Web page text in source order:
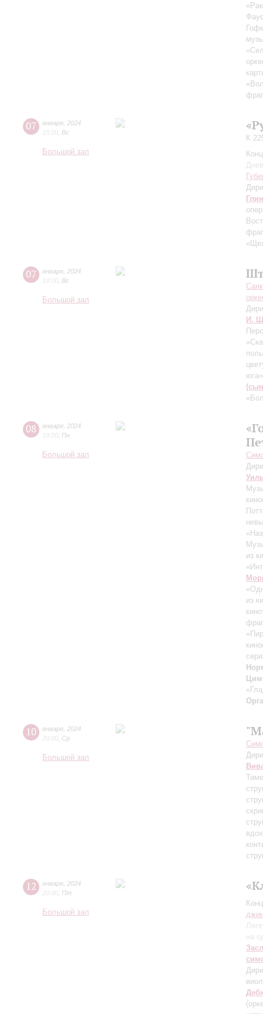
07 января 2024
15:00 Вс
Большой зал
К
07 января 2024
19:00 Вс
Большой зал
И.
08 января 2024
19:00 Пн
Большой зал
из
из
10 января 2024
20:00 Ср
Большой зал
12 января 2024
20:00 Пт
Большой зал
на